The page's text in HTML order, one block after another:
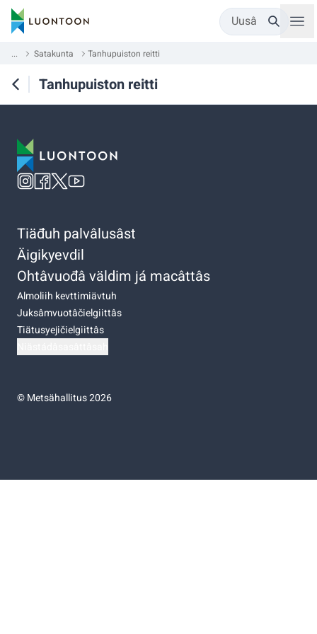
Uusâ
... Satakunta Tanhupuiston reitti
Tanhupuiston reitti
Tiäđuh palvâlusâst
Äigikyevdil
Ohtâvuođâ väldim já macâttâs
Almoliih kevttimiävtuh
Juksâmvuotâčielgiittâs
Tiätusyejičielgiittâs
©Metsähallitus 2026